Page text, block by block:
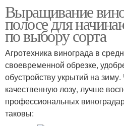
Выращивание
полосе для
по выбору сорта
Агротехника винограда в
своевременной обрезке,
обустройству укрытий на
качественную лозу, лучше
профессиональных
таковы: